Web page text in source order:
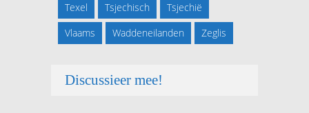
Texel
Tsjechisch
Tsjechië
Vlaams
Waddeneilanden Zeglis
Discussieer mee!